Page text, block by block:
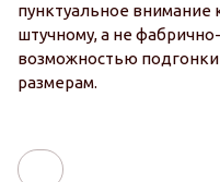
пунктуальное внимание
штучному, а не
возможностью
размерам.